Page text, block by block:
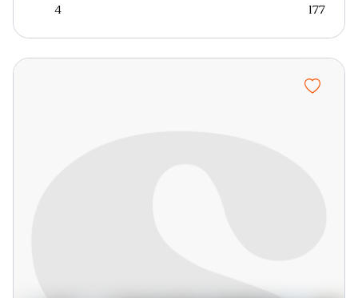
4 177